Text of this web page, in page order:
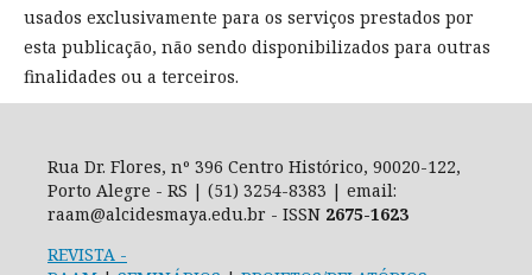
usados exclusivamente para os serviços prestados por
esta publicação, não sendo disponibilizados para outras
finalidades ou a terceiros.
Rua Dr. Flores, nº 396 Centro Histórico, 90020-122,
Porto Alegre - RS | (51) 3254-8383 | email:
raam@alcidesmaya.edu.br - ISSN 2675-1623
REVISTA -